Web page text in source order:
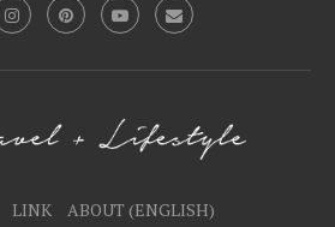
LINK
ABOUT (ENGLISH)